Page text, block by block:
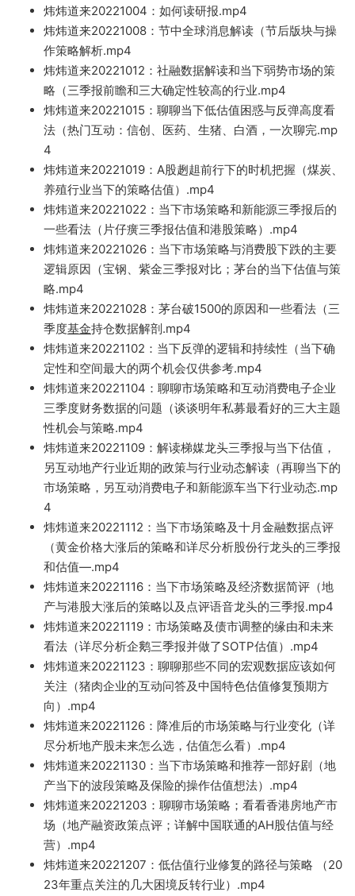
炜炜道来20221004：如何读研报.mp4
炜炜道来20221008：节中全球消息解读（节后版块与操
作策略解析.mp4
炜炜道来20221012：社融数据解读和当下弱势市场的策
略（三季报前瞻和三大确定性较高的行业.mp4
炜炜道来20221015：聊聊当下低估值困惑与反弹高度看
法（热门互动：信创、医药、生猪、白酒 ，一次聊完.mp
4
炜炜道来20221019：A股趔趄前行下的时机把握（煤炭、
养殖行业当下的策略估值） .mp4
炜炜道来20221022：当下市场策略和新能源三季报后的
一些看法（片仔癀三季报估值和港股策略）.mp4
炜炜道来20221026：当下市场策略与消费股下跌的主要
逻辑原因（宝钢、紫金三季报对比；茅台的当下估值与策
略.mp4
炜炜道来20221028：茅台破1500的原因和一些看法（三
季度基金持仓数据解剖.mp4
炜炜道来20221102：当下反弹的逻辑和持续性（当下确
定性和空间最大的两个机会仅供参考.mp4
炜炜道来20221104：聊聊市场策略和互动消费电子企业
三季度财务数据的问题 （谈谈明年私募最看好的三大主题
性机会与策略.mp4
炜炜道来20221109：解读梯媒龙头三季报与当下估值，
另互动地产行业近期的政策与行业动态解读（再聊当下的
市场策略，另互动消费电子和新能源车当下行业动态.mp
4
炜炜道来20221112：当下市场策略及十月金融数据点评
（黄金价格大涨后的策略和详尽分析股份行龙头的三季报
和估值—.mp4
炜炜道来20221116：当下市场策略及经济数据简评（地
产与港股大涨后的策略以及点评语音龙头的三季报.mp4
炜炜道来20221119：市场策略及债市调整的缘由和未来
看法（详尽分析企鹅三季报并做了SOTP估值）.mp4
炜炜道来20221123：聊聊那些不同的宏观数据应该如何
关注（猪肉企业的互动问答及中国特色估值修复预期方
向）.mp4
炜炜道来20221126：降准后的市场策略与行业变化（详
尽分析地产股未来怎么选，估值怎么看） .mp4
炜炜道来20221130：当下市场策略和推荐一部好剧（地
产当下的波段策略及保险的操作估值想法）.mp4
炜炜道来20221203：聊聊市场策略；看看香港房地产市
场（地产融资政策点评；详解中国联通的AH股估值与经
营）.mp4
炜炜道来20221207 ：低估值行业修复的路径与策略 （20
23年重点关注的几大困境反转行业）.mp4